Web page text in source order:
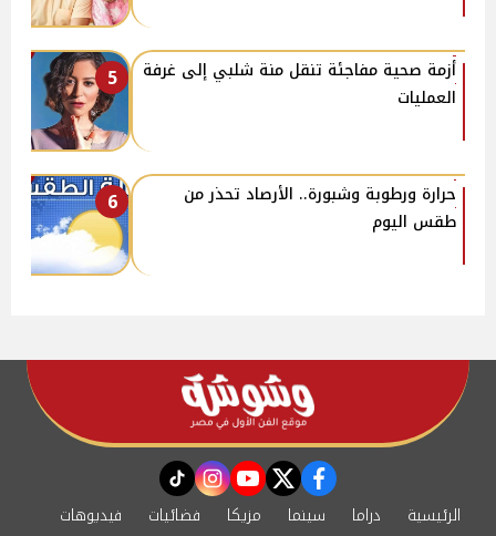
5
أزمة صحية مفاجئة تنقل منة شلبي إلى غرفة
العمليات
6
حرارة ورطوبة وشبورة.. الأرصاد تحذر من
طقس اليوم
facebook
twitter
youtube
instagram
tiktok
الرئيسية دراما سينما مزيكا فضائيات فيديوهات